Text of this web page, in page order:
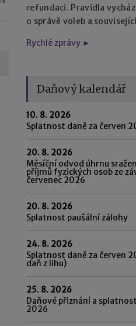
refundaci. Pravidla
o správě voleb a
Rychlé zprávy ►
Daňový kalendář
10. 8. 2026
Splatnost daně za červen
20. 8. 2026
Měsíční odvod úhrnu
příjmů fyzických osob ze
červenec 2026
20. 8. 2026
Splatnost paušální zálohy
24. 8. 2026
Splatnost daně za červen
daň z lihu)
25. 8. 2026
Daňové přiznání a
2026